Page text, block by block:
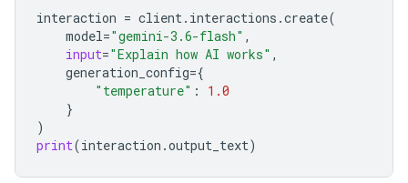
interaction = client. interactions .create(
model="gemini-3.6-flash" ,
input="Explain how AI works" ,
generation_config={
"temperature" :
1.0
}
)
print(interaction .output_text)